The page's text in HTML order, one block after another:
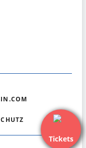
Tickets